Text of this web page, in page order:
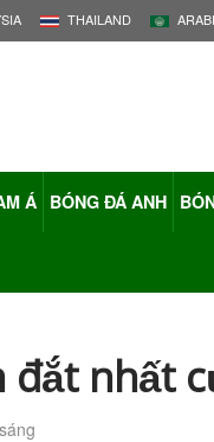
THAILAND
Á BÓNG ĐÁ ANH
nhất